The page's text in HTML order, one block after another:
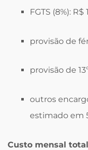
FGTS (8%): R$
provisão de
provisão de
outros
estimado em
Custo mensal